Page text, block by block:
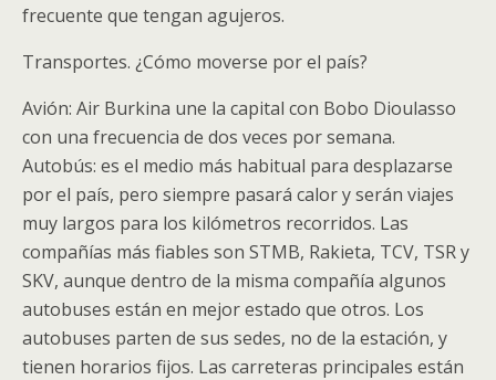
frecuente que tengan agujeros.
Transportes. ¿Cómo moverse por el país?
Avión: Air Burkina une la capital con Bobo Dioulasso
con una frecuencia de dos veces por semana.
Autobús: es el medio más habitual para desplazarse
por el país, pero siempre pasará calor y serán viajes
muy largos para los kilómetros recorridos. Las
compañías más fiables son STMB, Rakieta, TCV, TSR y
SKV, aunque dentro de la misma compañía algunos
autobuses están en mejor estado que otros. Los
autobuses parten de sus sedes, no de la estación, y
tienen horarios fijos. Las carreteras principales están